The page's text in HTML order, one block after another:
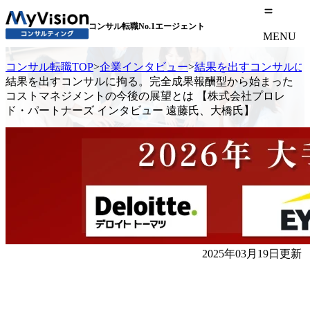
コンサル転職No.1エージェント
MENU
コンサル転職TOP>企業インタビュー>結果を出すコンサルに
結果を出すコンサルに拘る。完全成果報酬型から始まった
コストマネジメントの今後の展望とは 【株式会社プロレ
ド・パートナーズ インタビュー 遠藤氏、大橋氏】
2025年03月19日更新